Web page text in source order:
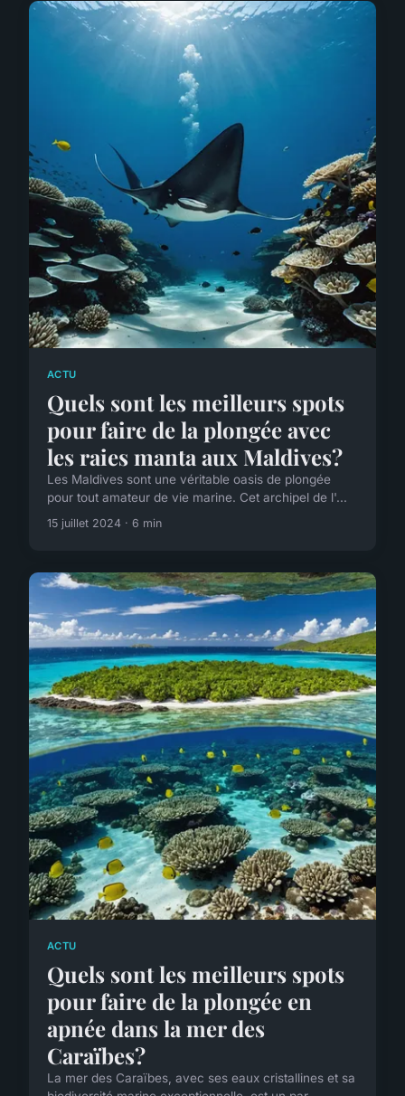
ACTU
Quels sont les meilleurs spots
pour faire de la plongée avec
les raies manta aux Maldives?
Les Maldives sont une véritable oasis de plongée
pour tout amateur de vie marine. Cet archipel de l'...
15 juillet 2024 · 6 min
ACTU
Quels sont les meilleurs spots
pour faire de la plongée en
apnée dans la mer des
Caraïbes?
La mer des Caraïbes, avec ses eaux cristallines et sa